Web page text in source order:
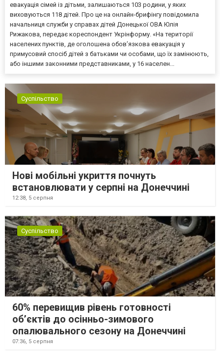
евакуація сімей із дітьми, залишаються 103 родини, у яких
виховуються 118 дітей. Про це на онлайн-брифінгу повідомила
начальниця служби у справах дітей Донецької ОВА Юлія
Рижакова, передає кореспондент Укрінформу. «На території
населених пунктів, де оголошена обов’язкова евакуація у
примусовий спосіб дітей з батьками чи особами, що їх замінюють,
або іншими законними представниками, у 16 населен...
Суспільство
Нові мобільні укриття почнуть
встановлювати у серпні на Донеччині
12:38, 5 серпня
Суспільство
60% перевищив рівень готовності
об’єктів до осінньо-зимового
опалювального сезону на Донеччині
07:36, 5 серпня